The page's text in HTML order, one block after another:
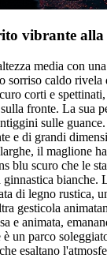
vibrante alla
media con
sorriso caldo rivela
corti e
fronte. La sua
sulle
e di grandi
il maglione
blu scuro che le
ginnastica bianche.
di legno rustica,
gesticola
e animata,
un parco
esaltano